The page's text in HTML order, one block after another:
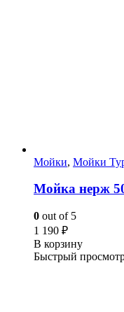
Мойки, Мойки
Мойка нерж
0 out of 5
1 190 ₽
В корзину
Быстрый